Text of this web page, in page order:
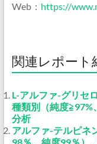
Web： https://
関連レポート
L-アルファ-グリセ
種類別（純度≧97%
分析
アルファ-テルピネ